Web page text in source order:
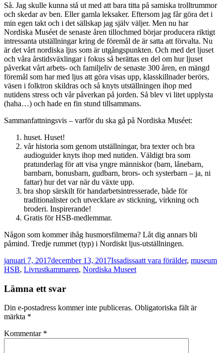
Så. Jag skulle kunna stå ut med att bara titta på samiska trolltrummor
och skedar av ben. Eller gamla leksaker. Eftersom jag får göra det i
min egen takt och i det sällskap jag själv väljer. Men nu har
Nordiska Muséet de senaste åren tillochmed börjar producera riktigt
intressanta utställningar kring de föremål de är satta att förvalta. Nu
är det vårt nordiska ljus som är utgångspunkten. Och med det ljuset
och våra årstidsväxlingar i fokus så berättas en del om hur ljuset
påverkat vårt arbets- och familjeliv de senaste 300 åren, en mängd
föremål som har med ljus att göra visas upp, klasskillnader berörs,
väsen i folktron skildras och så knyts utställningen ihop med
nutidens stress och vår påverkan på jorden. Så blev vi litet upplysta
(haha…) och hade en fin stund tillsammans.
Sammanfattningsvis – varför du ska gå på Nordiska Muséet:
huset. Huset!
vår historia som genom utställningar, bra texter och bra
audioguider knyts ihop med nutiden. Väldigt bra som
pratunderlag för att visa yngre människor (barn, lånebarn,
barnbarn, bonusbarn, gudbarn, brors- och systerbarn – ja, ni
fattar) hur det var när du växte upp.
bra shop särskilt för handarbetsintresserade, både för
traditionalister och utvecklare av stickning, virkning och
broderi. Inspirerande!
Gratis för HSB-medlemmar.
Någon som kommer ihåg husmorsfilmerna? Låt dig annars bli
påmind. Tredje rummet (typ) i Nordiskt ljus-utställningen.
Postat
januari 7, 2017december 13, 2017Författare
IssadissaKategorier
att vara förälder, museum
HSB, Livrustkammaren, Nordiska Museet
Lämna ett svar
Din e-postadress kommer inte publiceras. Obligatoriska fält är
märkta *
Kommentar *